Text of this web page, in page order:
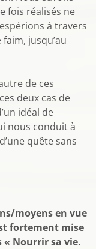
fois réalisés ne
à travers
jusqu’au
de ces
deux cas de
idéal de
nous conduit à
quête sans
moyens en vue
fortement mise
« Nourrir sa vie.